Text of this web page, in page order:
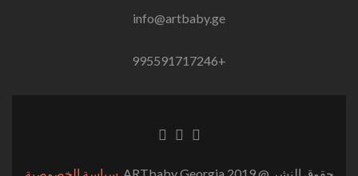
info@artbaby.ge
+995591717246
Facebook
Twitter
Linkedin